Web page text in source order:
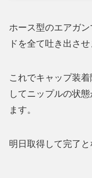
ホース型のエアガ
ドを全て吐き出させ
これでキャップ装
してニップルの状
ます。
明日取得して完了と